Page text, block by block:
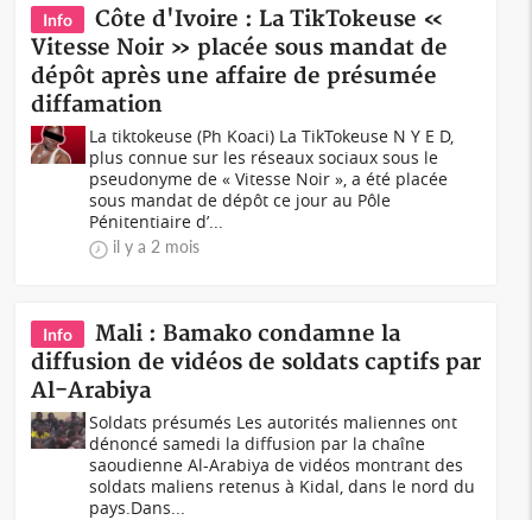
Info
Côte d'Ivoire : La TikTokeuse «
Vitesse Noir » placée sous mandat de
dépôt après une affaire de présumée
diffamation
La tiktokeuse (Ph Koaci) La TikTokeuse N Y E D,
plus connue sur les réseaux sociaux sous le
pseudonyme de « Vitesse Noir », a été placée
sous mandat de dépôt ce jour au Pôle
Pénitentiaire d’...
il y a 2 mois
Info
Mali : Bamako condamne la
diffusion de vidéos de soldats captifs par
Al-Arabiya
Soldats présumés Les autorités maliennes ont
dénoncé samedi la diffusion par la chaîne
saoudienne Al-Arabiya de vidéos montrant des
soldats maliens retenus à Kidal, dans le nord du
pays.Dans...